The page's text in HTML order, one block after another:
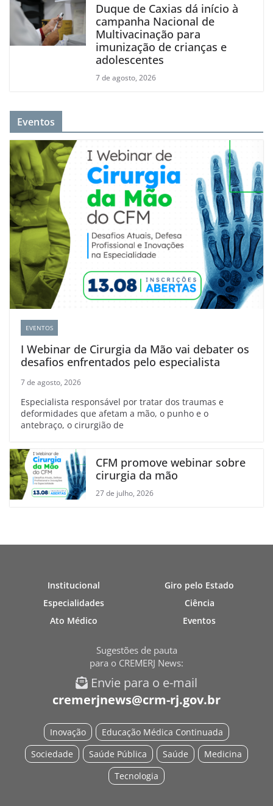
Duque de Caxias dá início à
campanha Nacional de
Multivacinação para
imunização de crianças e
adolescentes
7 de agosto, 2026
Eventos
EVENTOS
I Webinar de Cirurgia da Mão vai debater os
desafios enfrentados pelo especialista
7 de agosto, 2026
Especialista responsável por tratar dos traumas e
deformidades que afetam a mão, o punho e o
antebraço, o cirurgião de
CFM promove webinar sobre
cirurgia da mão
27 de julho, 2026
Institucional
Especialidades
Ato Médico
Giro pelo Estado
Ciência
Eventos
Sugestões de pauta
para o CREMERJ News:
Envie para o e-mail
cremerjnews@crm-rj.gov.br
Educação Médica Continuada
Inovação
Medicina
Saúde
Saúde Pública
Sociedade
Tecnologia